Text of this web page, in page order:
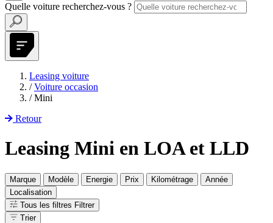
Quelle voiture recherchez-vous ?
Leasing voiture
/ Voiture occasion
/ Mini
Retour
Leasing Mini en LOA et LLD
Marque Modèle Energie Prix Kilométrage
Année
Localisation
Tous les filtres Filtrer
Trier